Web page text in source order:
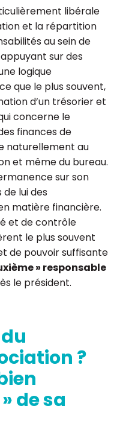
libérale
et la répartition
au sein de
sur des
logique
que le plus souvent,
d’un trésorier et
concerne le
finances de
naturellement au
et même du bureau.
sur son
lui des
matière financière.
et de contrôle
le plus souvent
de pouvoir suffisante
» responsable
le président.
?
de sa